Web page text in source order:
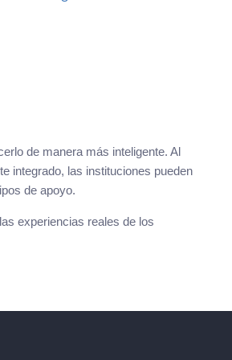
de manera más inteligente. Al
integrado, las instituciones pueden
de apoyo.
experiencias reales de los